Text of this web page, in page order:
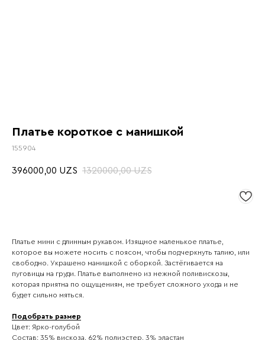
Платье короткое с манишкой
155904
396000,00 UZS 1320000,00 UZS
Платье мини с длинным рукавом. Изящное маленькое платье,
которое вы можете носить с поясом, чтобы подчеркнуть талию, или
свободно. Украшено манишкой с оборкой. Застёгивается на
пуговицы на груди. Платье выполнено из нежной поливискозы,
которая приятна по ощущениям, не требует сложного ухода и не
будет сильно мяться.
Подобрать размер
Цвет: Ярко-голубой
Состав: 35% вискоза, 62% полиэстер, 3% эластан